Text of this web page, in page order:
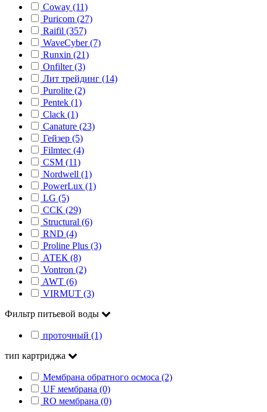
Coway (11)
Puricom (27)
Raifil (357)
WaveCyber (7)
Runxin (21)
Onfilter (3)
Лит трейдинг (14)
Purolite (2)
Pentek (1)
Clack (1)
Canature (23)
Гейзер (5)
Filmtec (4)
CSM (11)
Nordwell (1)
PowerLux (1)
LG (5)
CCK (29)
Structural (6)
RND (4)
Proline Plus (3)
АТЕК (8)
Vontron (2)
AWT (6)
VIRMUT (3)
Фильтр питьевой воды
проточный (1)
тип картриджа
Мембрана обратного осмоса (2)
UF мембрана (0)
RO мембрана (0)